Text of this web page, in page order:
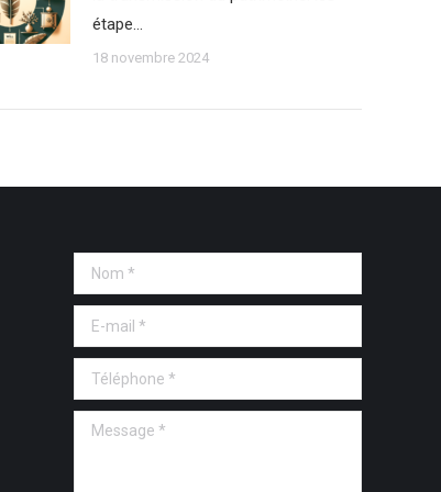
étape…
18 novembre 2024
Nom *
E-mail *
Téléphone *
Message *